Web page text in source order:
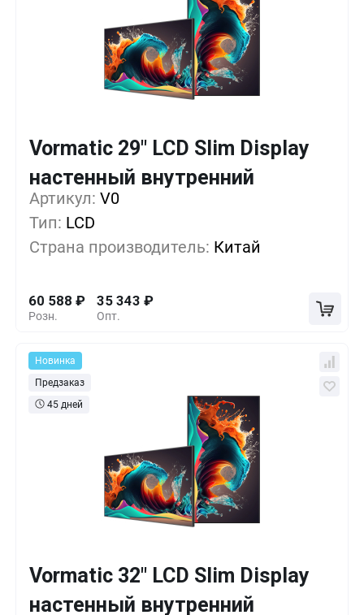
Vormatic 29" LCD Slim Display
настенный внутренний
Артикул: V0
Тип: LCD
Страна производитель: Китай
Розн.
60 588 ₽
Опт.
35 343 ₽
Выгода
1+
5+
10+ -27%
Новинка
Предзаказ
45 дней
Vormatic 32" LCD Slim Display
настенный внутренний
Выгода